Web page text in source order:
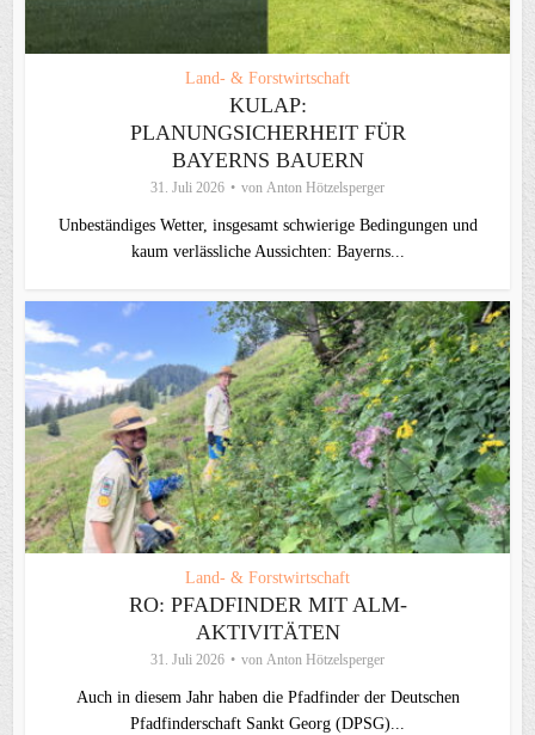
Land- & Forstwirtschaft
KULAP:
PLANUNGSICHERHEIT FÜR
BAYERNS BAUERN
31. Juli 2026 von Anton Hötzelsperger
Unbeständiges Wetter, insgesamt schwierige Bedingungen und
kaum verlässliche Aussichten: Bayerns...
Land- & Forstwirtschaft
RO: PFADFINDER MIT ALM-
AKTIVITÄTEN
31. Juli 2026 von Anton Hötzelsperger
Auch in diesem Jahr haben die Pfadfinder der Deutschen
Pfadfinderschaft Sankt Georg (DPSG)...